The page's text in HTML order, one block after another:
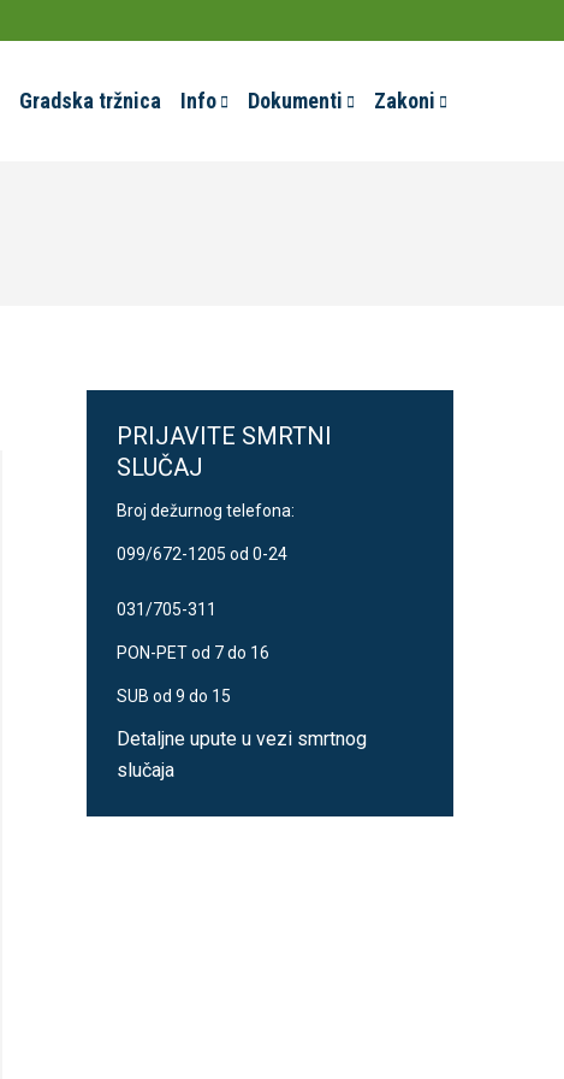
Gradska tržnica Info Dokumenti Zakoni
PRIJAVITE SMRTNI
SLUČAJ
Broj dežurnog telefona:
099/672-1205 od 0-24
031/705-311
PON-PET od 7 do 16
SUB od 9 do 15
Detaljne upute u vezi smrtnog
slučaja